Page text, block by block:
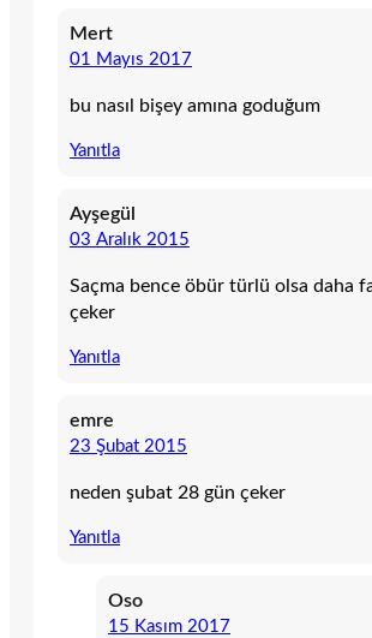
Mert
01 Mayıs 2017
bu nasıl bişey amına goduğum
Yanıtla
Ayşegül
03 Aralık 2015
Saçma bence öbür türlü olsa daha
çeker
Yanıtla
emre
23 Şubat 2015
neden şubat 28 gün çeker
Yanıtla
Oso
15 Kasım 2017